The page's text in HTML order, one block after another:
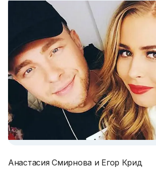
Анастасия Смирнова и Егор Крид